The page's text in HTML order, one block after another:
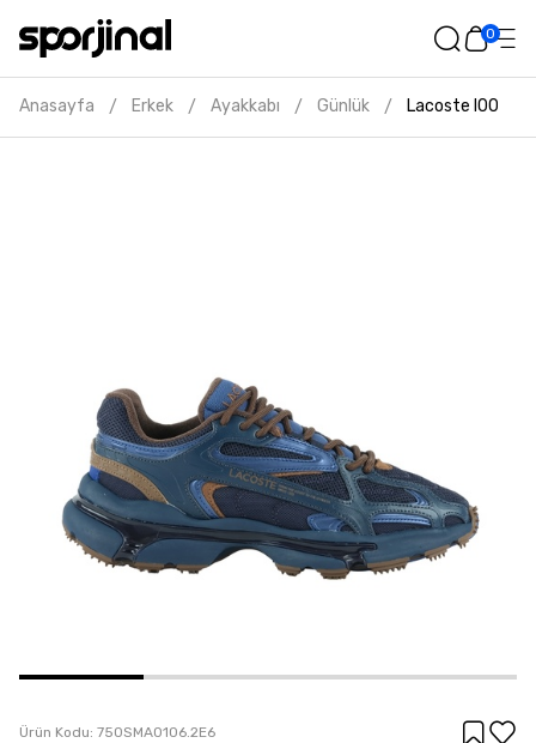
0
Anasayfa / Erkek / Ayakkabı / Günlük / Lacoste l003
Ürün Kodu: 750SMA0106.2E6